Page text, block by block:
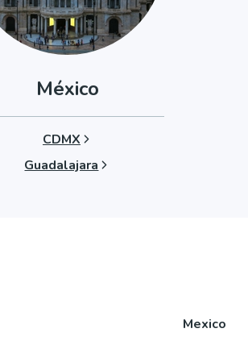
México
CDMX
Guadalajara
Mexico